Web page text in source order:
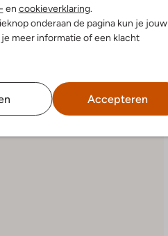
en cookieverklaring.
onderaan de pagina kun je jouw
meer informatie of een klacht
Accepteren